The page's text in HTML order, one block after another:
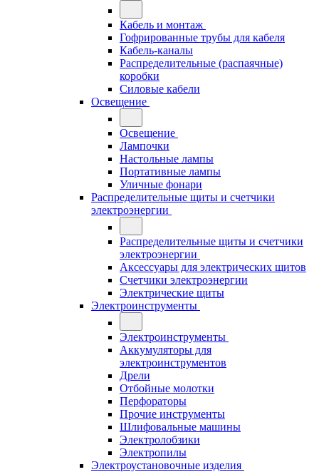
Кабель и монтаж
Гофрированные трубы для кабеля
Кабель-каналы
Распределительные (распаячные)
коробки
Силовые кабели
Освещение
Освещение
Лампочки
Настольные лампы
Портативные лампы
Уличные фонари
Распределительные щиты и счетчики
электроэнергии
Распределительные щиты и счетчики
электроэнергии
Аксессуары для электрических щитов
Счетчики электроэнергии
Электрические щиты
Электроинструменты
Электроинструменты
Аккумуляторы для
электроинструментов
Дрели
Отбойные молотки
Перфораторы
Прочие инструменты
Шлифовальные машины
Электролобзики
Электропилы
Электроустановочные изделия